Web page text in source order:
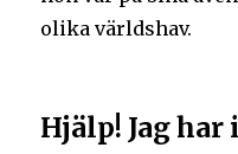
olika världshav.
Hjälp! Jag